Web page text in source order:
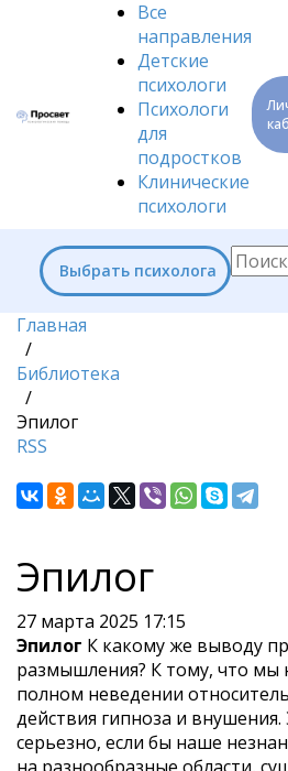
Все
направления
Детские
психологи
Психологи
для
подростков
Клинические
психологи
Выбрать психолога
Главная
/
Библиотека
/
Эпилог
RSS
Эпилог
27 марта 2025 17:15
Эпилог К какому же выводу
раз­мышления? К тому, что мы
полном неведении
действия гипноза и
серьезно, если бы наше